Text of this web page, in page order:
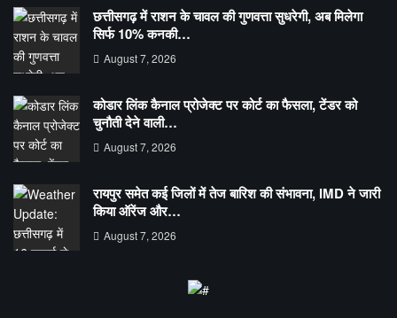
छत्तीसगढ़ में राशन के चावल की गुणवत्ता सुधरेगी, अब मिलेगा
सिर्फ 10% कनकी…
August 7, 2026
कोडार लिंक कैनाल प्रोजेक्ट पर कोर्ट का फैसला, टेंडर को
चुनौती देने वाली…
August 7, 2026
रायपुर समेत कई जिलों में तेज बारिश की संभावना, IMD ने जारी
किया ऑरेंज और…
August 7, 2026